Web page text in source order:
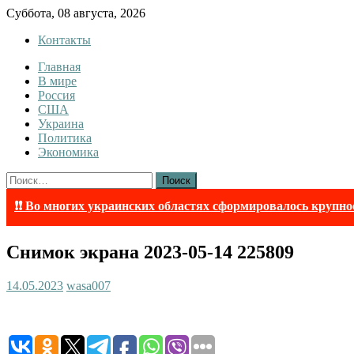
Skip
content
Суббота, 08 августа, 2026
Контакты
InfoRuss
InfoRuss — Новости
Главная
В мире
Россия
США
Украина
Политика
Экономика
Найти:
❗❗ Во многих украинских областях сформировалось
Снимок экрана 2023-05-14 225809
14.05.2023 wasa007